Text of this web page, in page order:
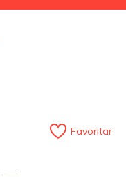
Favoritar